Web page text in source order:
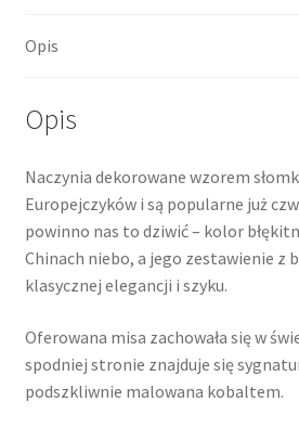
Opis
Opis
Naczynia dekorowane wzorem
Europejczyków i są popularne już
powinno nas to dziwić – kolor
Chinach niebo, a jego zestawienie z
klasycznej elegancji i szyku.
Oferowana misa zachowała się w
spodniej stronie znajduje się
podszkliwnie malowana kobaltem.